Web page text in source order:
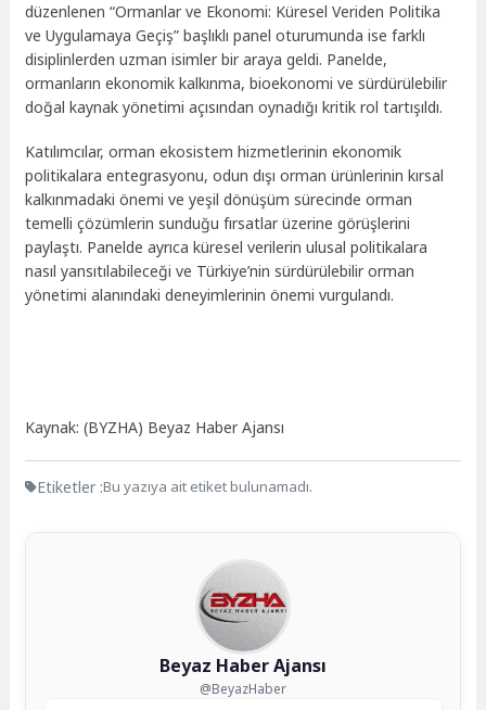
düzenlenen “Ormanlar ve Ekonomi: Küresel Veriden Politika
ve Uygulamaya Geçiş” başlıklı panel oturumunda ise farklı
disiplinlerden uzman isimler bir araya geldi. Panelde,
ormanların ekonomik kalkınma, bioekonomi ve sürdürülebilir
doğal kaynak yönetimi açısından oynadığı kritik rol tartışıldı.
Katılımcılar, orman ekosistem hizmetlerinin ekonomik
politikalara entegrasyonu, odun dışı orman ürünlerinin kırsal
kalkınmadaki önemi ve yeşil dönüşüm sürecinde orman
temelli çözümlerin sunduğu fırsatlar üzerine görüşlerini
paylaştı. Panelde ayrıca küresel verilerin ulusal politikalara
nasıl yansıtılabileceği ve Türkiye’nin sürdürülebilir orman
yönetimi alanındaki deneyimlerinin önemi vurgulandı.
Kaynak: (BYZHA) Beyaz Haber Ajansı
Etiketler :Bu yazıya ait etiket bulunamadı.
Beyaz Haber Ajansı
@BeyazHaber